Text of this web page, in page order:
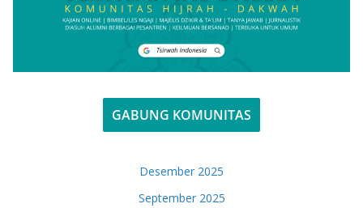
GABUNG KOMUNITAS
Desember 2025
September 2025